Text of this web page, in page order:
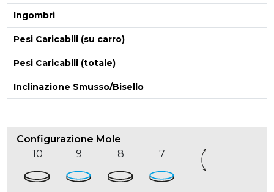
Ingombri
Pesi Caricabili (su carro)
Pesi Caricabili (totale)
Inclinazione Smusso/Bisello
Configurazione Mole
10
9 8 7